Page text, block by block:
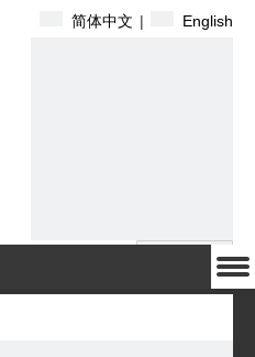
简体中文 | English